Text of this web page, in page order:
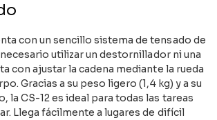
con un sencillo sistema de tensado de
utilizar un destornillador ni una
con ajustar la cadena mediante la rueda
Gracias a su peso ligero (1,4 kg) y a su
la CS-12 es ideal para todas las tareas
Llega fácilmente a lugares de difícil